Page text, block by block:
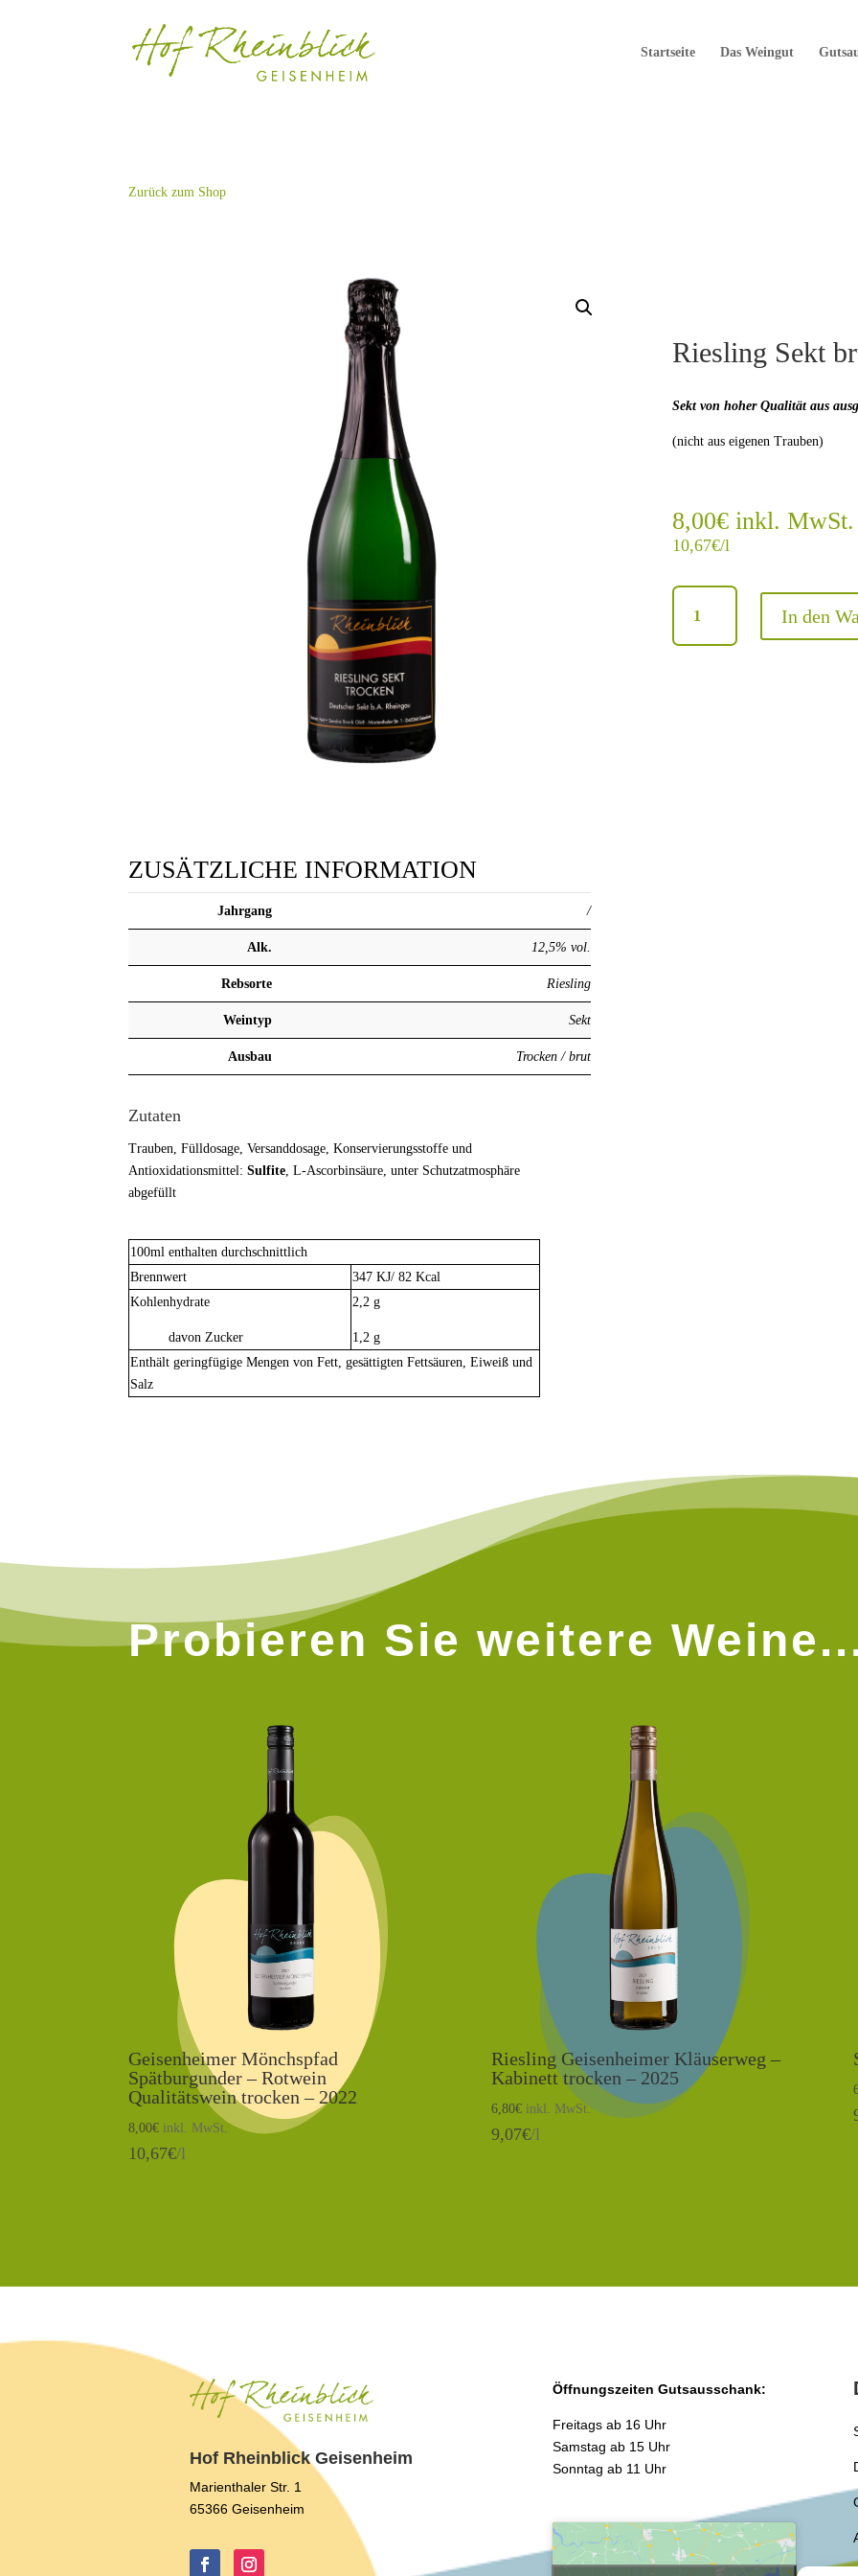
Startseite Das Weingut
Zurück zum Shop
Riesling Sekt
Sekt von hoher Qualität aus
(nicht aus eigenen Trauben)
8,00€ inkl. MwSt.
10,67€/l
Riesling
Sekt
brut
In den
ZUSÄTZLICHE INFORMATION
Jahrgang /
Alk. 12,5% vol.
Rebsorte Riesling
Weintyp Sekt
Ausbau Trocken / brut
Zutaten
Trauben, Fülldosage, Versanddosage, Konservierungsstoffe und
Antioxidationsmittel:Sulfite , L-Ascorbinsäure, unter Schutzatmosphäre
abgefüllt
100ml enthalten durchschnittlich
Brennwert
347 KJ/ 82 Kcal
Kohlenhydrate
davon Zucker
2,2 g
1,2 g
Enthält geringfügige Mengen von Fett, gesättigten Fettsäuren, Eiweiß und
Salz
Probieren Sie weitere
Geisenheimer Mönchspfad
Spätburgunder – Rotwein
Qualitätswein trocken – 2022
8,00€ inkl. MwSt.
10,67€/l
Riesling Geisenheimer Kläuserweg –
Kabinett trocken – 2025
6,80€ inkl. MwSt.
9,07€/l
Hof Rheinblick Geisenheim
Marienthaler Str. 1
65366 Geisenheim
Öffnungszeiten Gutsausschank:
Freitags ab 16 Uhr
Samstag ab 15 Uhr
Sonntag ab 11 Uhr